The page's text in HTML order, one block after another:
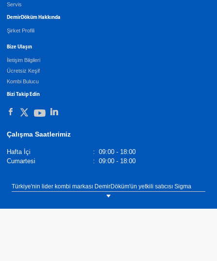
Servis
DemirDöküm Hakkında
Şirket Profili
Bize Ulaşın
İletişim Bilgileri
Ücretsiz Keşif
Kombi Bulucu
Bizi Takip Edin
Çalışma Saatlerimiz
Hafta İçi : 09:00 - 18:00
Cumartesi
: 09:00 - 18:00
Türkiye'nin lider kombi markası DemirDöküm'ün yetkili satıcısı Sigma
Mühendislik, İzmir ili Buca ilçesi dahil tüm yurtta yaygın servis ağı ve 60